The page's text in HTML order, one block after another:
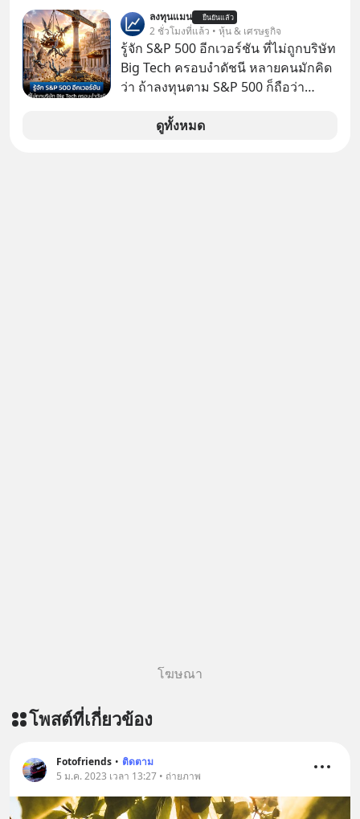
#FraudEducation #FinancialLiteracy
#DigitalBankWithHumanTouch
ต่างชาติที่พยายามทำ “Asian Squat”
หรือการนั่งยองแบบคนเอเชีย แต่สุดท้าย
ก็เสียการทรงตัว ล้มหงายหลัง หรือไม่ก็
ต้องยกส้นเท้าขึ้น เพราะไม่สามารถนั่ง
ค้างในท่านั้นได้
ลงทุนแมน ยืนยันแล้ว
2 ชั่วโมงที่แล้ว • หุ้น & เศรษฐกิจ
รู้จัก S&P 500 อีกเวอร์ชัน ที่ไม่ถูกบริษัท
Big Tech ครอบงำดัชนี หลายคนมักคิด
ว่า ถ้าลงทุนตาม S&P 500 ก็ถือว่า
ลงทุนมากถึง 500 บริษัท
ดูทั้งหมด
โฆษณา
โพสต์ที่เกี่ยวข้อง
Fotofriends • ติดตาม
5 ม.ค. 2023 เวลา 13:27 • ถ่ายภาพ